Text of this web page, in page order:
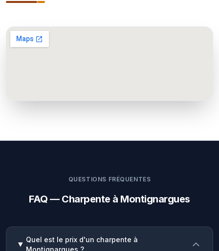
QUESTIONS FRÉQUENTES
FAQ — Charpente à Montignargues
Quel est le prix d'un charpente à
Montignargues ?